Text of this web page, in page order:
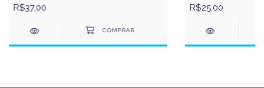
R$37,00 R$25,00